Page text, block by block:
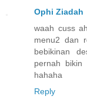
Ophi Ziadah
waah cuss
menu2 dan
bebikinan
pernah bikin
hahaha
Reply